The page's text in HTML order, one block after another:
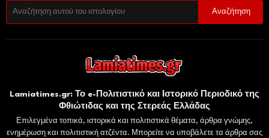
Lamiatimes.gr: Το e-Πολιτιστικό και Ιστορικό Περιοδικό της
Φθιώτιδας και της Στερεάς Ελλάδας
Επιλεγμένα τοπικά, ιστορικά και πολιτιστικά θέματα, άρθρα γνώμης,
ενημέρωση και πολιτιστική ατζέντα. Μπορείτε να υποβάλετε τα άρθρα σας